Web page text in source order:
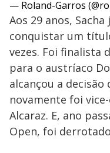
— Roland-Garros
Aos 29 anos,
conquistar um
vezes. Foi finalista
para o austríaco
alcançou a decisão
novamente foi
Alcaraz. E, ano
Open, foi